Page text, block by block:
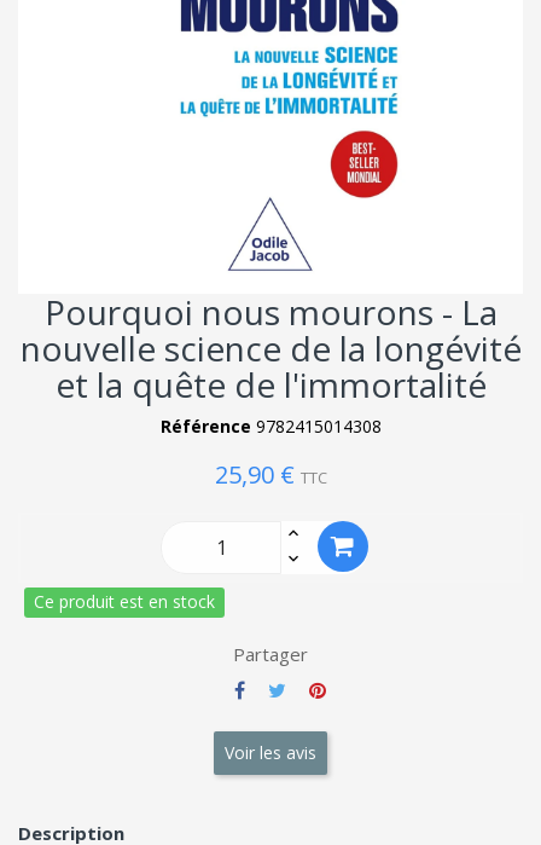
Pourquoi nous mourons - La
nouvelle science de la longévité
et la quête de l'immortalité
Référence 9782415014308
25,90 € TTC
Ce produit est en stock
Partager
Voir les avis
Description